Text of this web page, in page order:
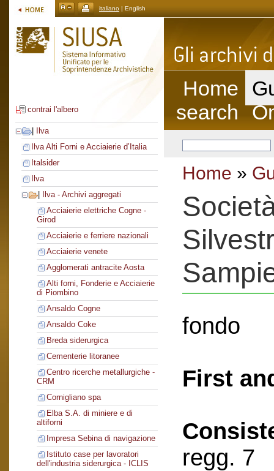
italiano | English
contrai l'albero
Ilva
Ilva Alti Forni e Acciaierie d’Italia
Italsider
Ilva
Ilva - Archivi aggregati
Acciaierie elettriche Cogne -
Girod
Acciaierie e ferriere nazionali
Acciaierie venete
Agglomerati antracite Aosta
Alti forni, Fonderie e Acciaierie
di Piombino
Ansaldo Cogne
Ansaldo Coke
Breda siderurgica
Cementerie litoranee
Centro ricerche metallurgiche -
CRM
Cornigliano spa
Elba S.A. di miniere e di
altiforni
Impresa Sebina di navigazione
Istituto case per lavoratori
dell'industria siderurgica - ICLIS
Home
search
Home »
fondo
First
regg. 7